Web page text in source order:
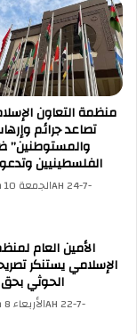
منظمة التعاون
تصاعد جرائم
والمستوطنين”
الفلسطينيين
الأمين العام
الإسلامي يستنكر
الحوثي